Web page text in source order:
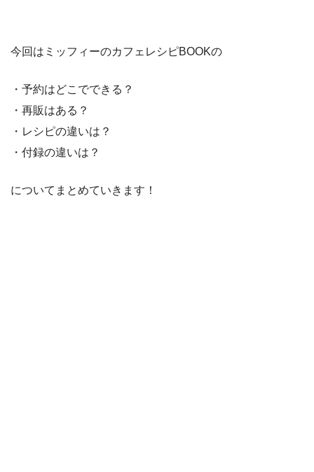
今回はミッフィーのカフェレシピBOOKの
・予約はどこでできる？
・再販はある？
・レシピの違いは？
・付録の違いは？
についてまとめていきます！